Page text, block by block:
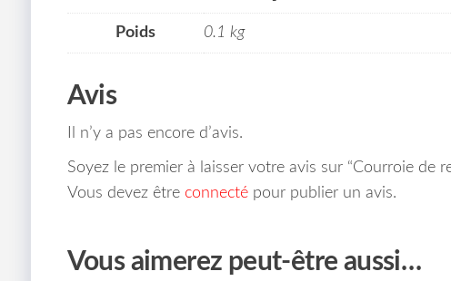
Poids 0.1 kg
Avis
Il n’y a pas encore d’avis.
Soyez le premier à laisser votre avis sur “Courroie de
Vous devez être connectépour publier un avis.
Vous aimerez peut-être aussi…